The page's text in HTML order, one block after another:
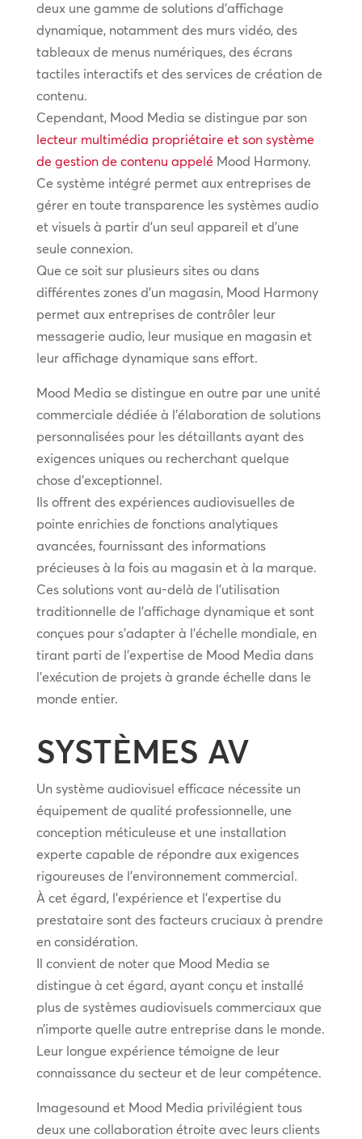
deux une gamme de solutions d’affichage
dynamique, notamment des murs vidéo, des
tableaux de menus numériques, des écrans
tactiles interactifs et des services de création de
contenu.
Cependant, Mood Media se distingue par son
lecteur multimédia propriétaire et son système
de gestion de contenu appeléMood Harmony.
Ce système intégré permet aux entreprises de
gérer en toute transparence les systèmes audio
et visuels à partir d’un seul appareil et d’une
seule connexion.
Que ce soit sur plusieurs sites ou dans
différentes zones d’un magasin, Mood Harmony
permet aux entreprises de contrôler leur
messagerie audio, leur musique en magasin et
leur affichage dynamique sans effort.
Mood Media se distingue en outre par une unité
commerciale dédiée à l’élaboration de solutions
personnalisées pour les détaillants ayant des
exigences uniques ou recherchant quelque
chose d’exceptionnel.
Ils offrent des expériences audiovisuelles de
pointe enrichies de fonctions analytiques
avancées, fournissant des informations
précieuses à la fois au magasin et à la marque.
Ces solutions vont au-delà de l’utilisation
traditionnelle de l’affichage dynamique et sont
conçues pour s’adapter à l’échelle mondiale, en
tirant parti de l’expertise de Mood Media dans
l’exécution de projets à grande échelle dans le
monde entier.
SYSTÈMES AV
Un système audiovisuel efficace nécessite un
équipement de qualité professionnelle, une
conception méticuleuse et une installation
experte capable de répondre aux exigences
rigoureuses de l’environnement commercial.
À cet égard, l’expérience et l’expertise du
prestataire sont des facteurs cruciaux à prendre
en considération.
Il convient de noter que Mood Media se
distingue à cet égard, ayant conçu et installé
plus de systèmes audiovisuels commerciaux que
n’importe quelle autre entreprise dans le monde.
Leur longue expérience témoigne de leur
connaissance du secteur et de leur compétence.
Imagesound et Mood Media privilégient tous
deux une collaboration étroite avec leurs clients